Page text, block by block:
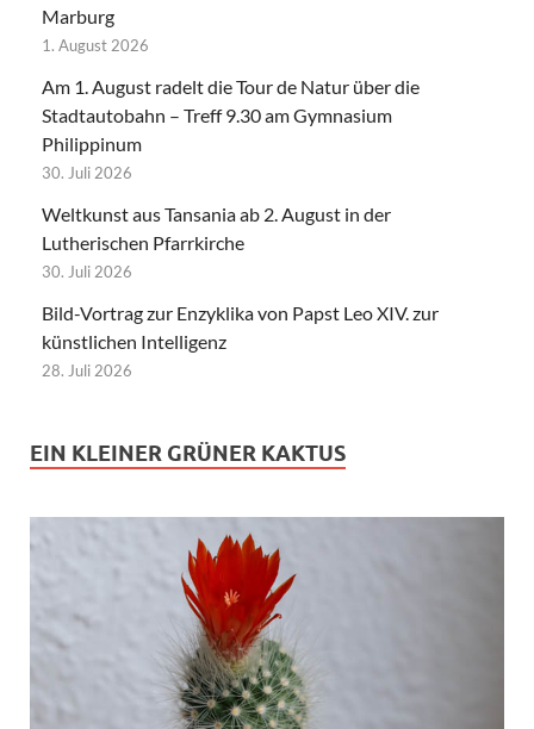
Marburg
1. August 2026
Am 1. August radelt die Tour de Natur über die
Stadtautobahn – Treff 9.30 am Gymnasium
Philippinum
30. Juli 2026
Weltkunst aus Tansania ab 2. August in der
Lutherischen Pfarrkirche
30. Juli 2026
Bild-Vortrag zur Enzyklika von Papst Leo XIV. zur
künstlichen Intelligenz
28. Juli 2026
EIN KLEINER GRÜNER KAKTUS